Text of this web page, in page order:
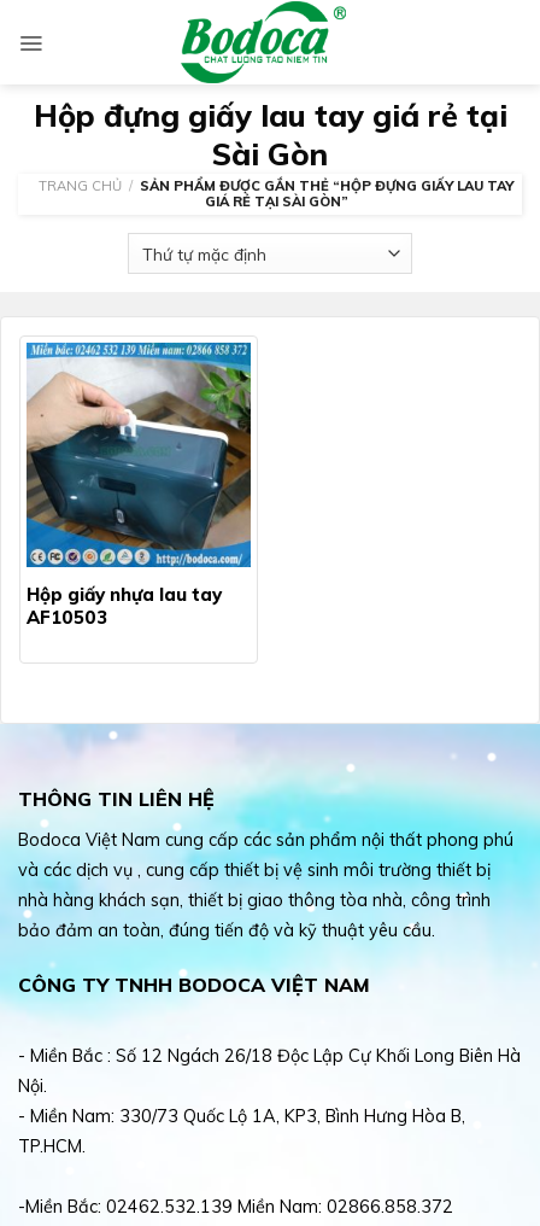
Hộp đựng giấy lau tay giá rẻ tại
Sài Gòn
TRANG CHỦ / SẢN PHẨM ĐƯỢC GẮN THẺ “HỘP ĐỰNG GIẤY LAU TAY
GIÁ RẺ TẠI SÀI GÒN”
Hộp giấy nhựa lau tay
AF10503
THÔNG TIN LIÊN HỆ
Bodoca Việt Nam cung cấp các sản phẩm nội thất phong phú
và các dịch vụ , cung cấp thiết bị vệ sinh môi trường thiết bị
nhà hàng khách sạn, thiết bị giao thông tòa nhà, công trình
bảo đảm an toàn, đúng tiến độ và kỹ thuật yêu cầu.
CÔNG TY TNHH BODOCA VIỆT NAM
- Miền Bắc : Số 12 Ngách 26/18 Độc Lập Cự Khối Long Biên Hà
Nội.
- Miền Nam: 330/73 Quốc Lộ 1A, KP3, Bình Hưng Hòa B,
TP.HCM.
-Miền Bắc: 02462.532.139 Miền Nam: 02866.858.372